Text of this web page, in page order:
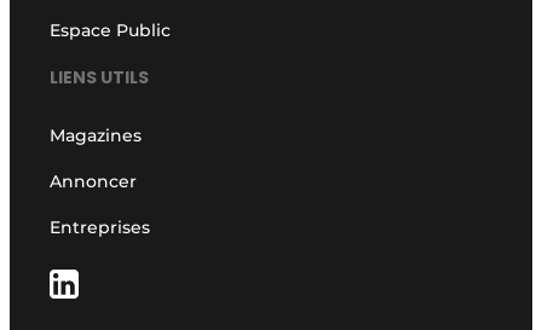
Espace Public
LIENS UTILS
Magazines
Annoncer
Entreprises